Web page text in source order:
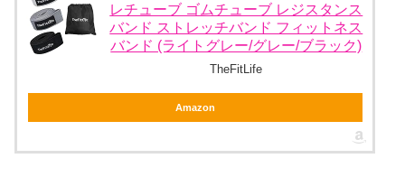
レチューブ ゴムチューブ レジスタンス
バンド ストレッチバンド フィットネス
バンド (ライトグレー/グレー/ブラック)
TheFitLife
Amazon